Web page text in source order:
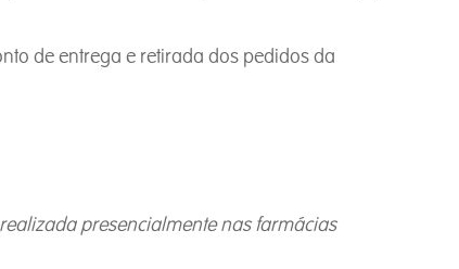
de entrega e retirada dos pedidos da
presencialmente nas farmácias